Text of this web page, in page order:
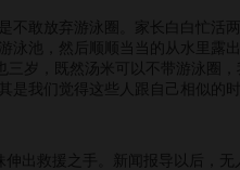
敢放弃游泳圈。家长白白忙活两
池，然后顺顺当当的从水里露
岁，既然汤米可以不带游泳圈，
是我们觉得这些人跟自己相似的时
救援之手。新闻报导以后，无